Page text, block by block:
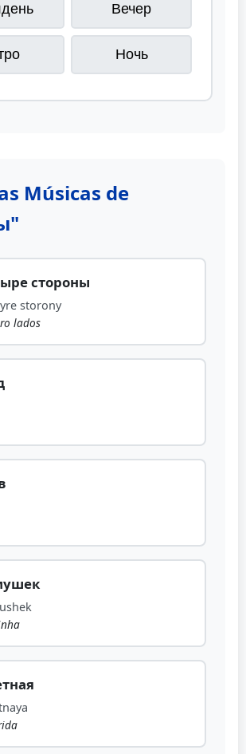
Вечер
Ночь
Músicas de
стороны
storony
lados